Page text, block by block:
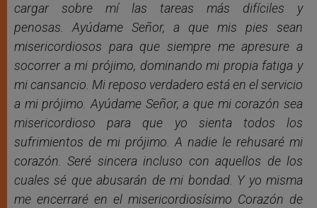
cargar sobre mí las tareas más difíciles y
penosas. Ayúdame Señor, a que mis pies sean
misericordiosos para que siempre me apresure a
socorrer a mi prójimo, dominando mi propia fatiga y
mi cansancio. Mi reposo verdadero está en el servicio
a mi prójimo. Ayúdame Señor, a que mi corazón sea
misericordioso para que yo sienta todos los
sufrimientos de mi prójimo. A nadie le rehusaré mi
corazón. Seré sincera incluso con aquellos de los
cuales sé que abusarán de mi bondad. Y yo misma
me encerraré en el misericordiosísimo Corazón de